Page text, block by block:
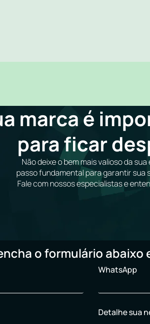
marca é
para ficar
Não deixe o bem mais valioso da
passo fundamental para garantir sua
Fale com nossos especialistas e
o formulário
WhatsApp
Detalhe sua